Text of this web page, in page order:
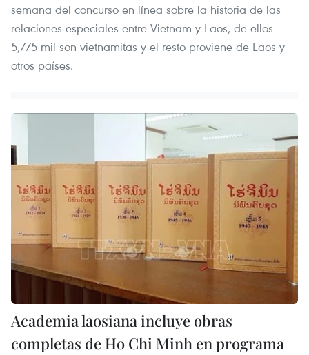
semana del concurso en línea sobre la historia de las
relaciones especiales entre Vietnam y Laos, de ellos
5,775 mil son vietnamitas y el resto proviene de Laos y
otros países.
Academia laosiana incluye obras
completas de Ho Chi Minh en programa